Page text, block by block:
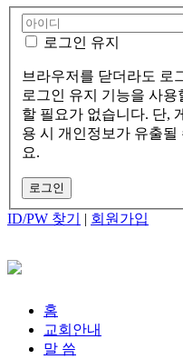
로그인 유지
브라우저를 닫더라도 로
로그인 유지 기능을 사
할 필요가 없습니다. 단,
용 시 개인정보가 유출될
요.
ID/PW 찾기 | 회원가입
홈
교회안내
말 씀